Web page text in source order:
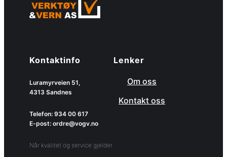
Kontaktinfo
Luramyrveien 51,
4313 Sandnes
Telefon: 934 00 617
E-post: ordre@vogv.no
Når kvalitet og service gjelder.
Lenker
Om oss
Kontakt oss